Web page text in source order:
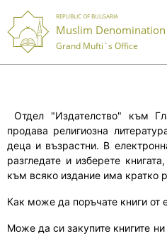
REPUBLIC OF BULGARIA
Muslim Denomination
Grand Mufti`s Office
Отдел "Издателство" към
продава религиозна
деца и възрастни. В
разгледате и изберете
към всяко издание има кратко
Как може да поръчате книги от
Може да си закупите книгите